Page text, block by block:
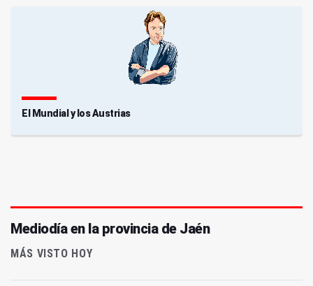
El Mundial y los Austrias
Mediodía en la provincia de Jaén
MÁS VISTO HOY